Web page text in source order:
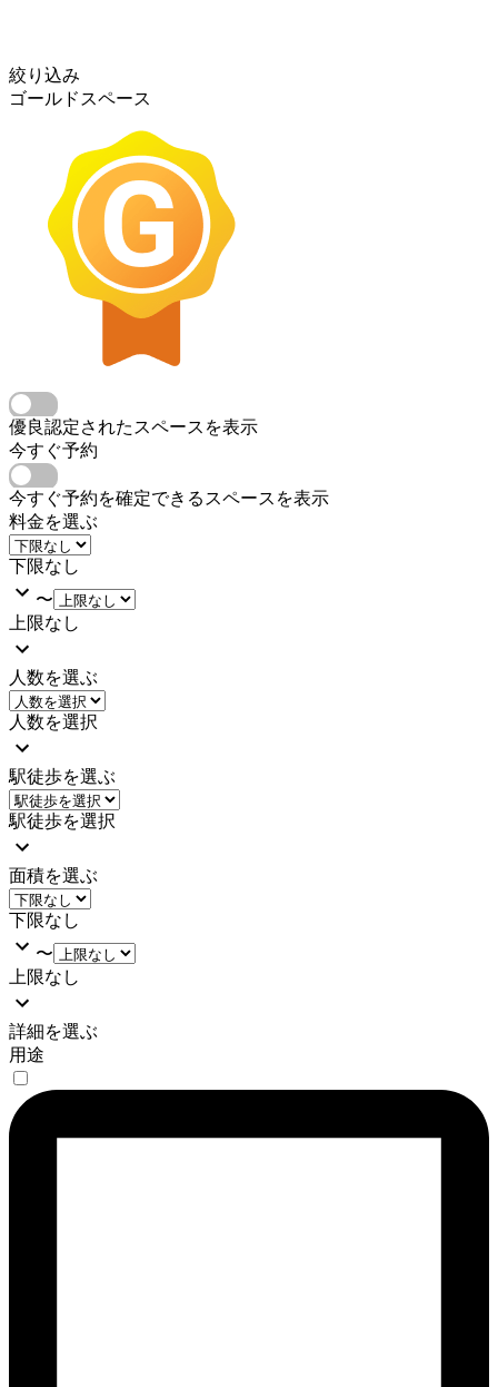
絞り込み
ゴールドスペース
優良認定されたスペースを表示
今すぐ予約
今すぐ予約を確定できるスペースを表示
料金を選ぶ
下限なし
〜
上限なし
人数を選ぶ
人数を選択
駅徒歩を選ぶ
駅徒歩を選択
面積を選ぶ
下限なし
〜
上限なし
詳細を選ぶ
用途